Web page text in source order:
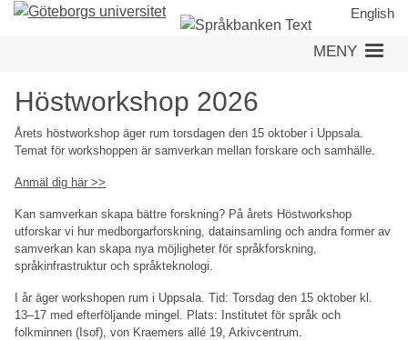
Hoppa
English
MENY
Höstworkshop 2026
Årets höstworkshop äger rum torsdagen den 15 oktober i Uppsala.
Temat för workshoppen är samverkan mellan forskare och samhälle.
Anmäl dig här >>
Kan samverkan skapa bättre forskning? På årets Höstworkshop
utforskar vi hur medborgarforskning, datainsamling och andra former av
samverkan kan skapa nya möjligheter för språkforskning,
språkinfrastruktur och språkteknologi.
I år äger workshopen rum i Uppsala. Tid: Torsdag den 15 oktober kl.
13–17 med efterföljande mingel. Plats: Institutet för språk och
folkminnen (Isof), von Kraemers allé 19, Arkivcentrum.